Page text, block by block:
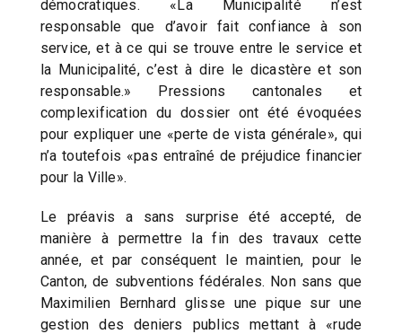
démocratiques. «La Municipalité n’est
responsable que d’avoir fait confiance à son
service, et à ce qui se trouve entre le service et
la Municipalité, c’est à dire le dicastère et son
responsable.» Pressions cantonales et
complexification du dossier ont été évoquées
pour expliquer une «perte de vista générale», qui
n’a toutefois «pas entraîné de préjudice financier
pour la Ville».
Le préavis a sans surprise été accepté, de
manière à permettre la fin des travaux cette
année, et par conséquent le maintien, pour le
Canton, de subventions fédérales. Non sans que
Maximilien Bernhard glisse une pique sur une
gestion des deniers publics mettant à «rude